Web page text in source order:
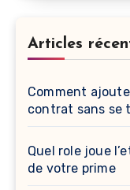
Articles
Comment
contrat sans se
Quel role joue
de votre prime